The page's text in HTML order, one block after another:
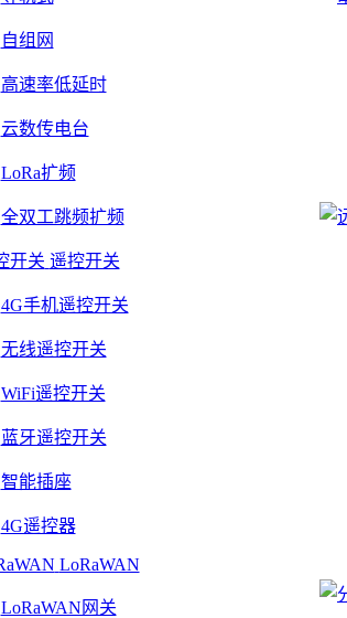
自组网
高速率低延时
云数传电台
LoRa扩频
全双工跳频扩频
遥控开关
4G手机遥控开关
无线遥控开关
WiFi遥控开关
蓝牙遥控开关
智能插座
4G遥控器
LoRaWAN
LoRaWAN网关